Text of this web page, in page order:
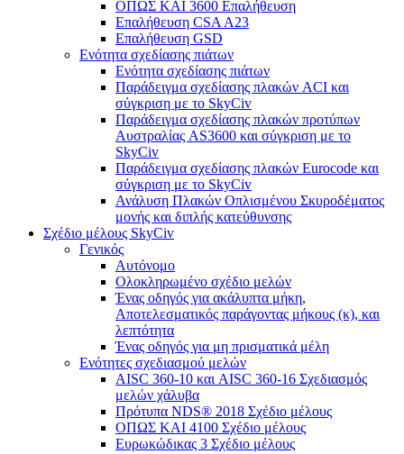
ΟΠΩΣ ΚΑΙ 3600 Επαλήθευση
Επαλήθευση CSA A23
Επαλήθευση GSD
Ενότητα σχεδίασης πιάτων
Ενότητα σχεδίασης πιάτων
Παράδειγμα σχεδίασης πλακών ACI και
σύγκριση με το SkyCiv
Παράδειγμα σχεδίασης πλακών προτύπων
Αυστραλίας AS3600 και σύγκριση με το
SkyCiv
Παράδειγμα σχεδίασης πλακών Eurocode και
σύγκριση με το SkyCiv
Ανάλυση Πλακών Οπλισμένου Σκυροδέματος
μονής και διπλής κατεύθυνσης
Σχέδιο μέλους SkyCiv
Γενικός
Αυτόνομο
Ολοκληρωμένο σχέδιο μελών
Ένας οδηγός για ακάλυπτα μήκη,
Αποτελεσματικός παράγοντας μήκους (κ), και
λεπτότητα
Ένας οδηγός για μη πρισματικά μέλη
Ενότητες σχεδιασμού μελών
AISC 360-10 και AISC 360-16 Σχεδιασμός
μελών χάλυβα
Πρότυπα NDS® 2018 Σχέδιο μέλους
ΟΠΩΣ ΚΑΙ 4100 Σχέδιο μέλους
Ευρωκώδικας 3 Σχέδιο μέλους